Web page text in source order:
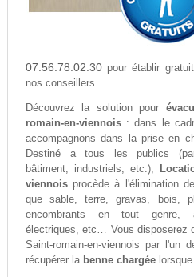
07.56.78.02.30pour établir
nos conseillers.
Découvrez la solution pour
romain-en-viennois: dans le
accompagnons dans la prise en
Destiné a tous les publics
bâtiment, industriels, etc.),
viennoisprocède à l'élimination
que sable, terre, gravas, bois,
encombrants en tout genre,
électriques, etc… Vous disposerez
Saint-romain-en-viennois par l'un
récupérer la benne chargéelorsque